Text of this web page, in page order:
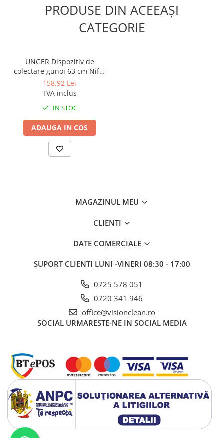
PRODUSE DIN ACEEAȘI
CATEGORIE
UNGER Dispozitiv de
colectare gunoi 63 cm Nifty
Nabber Trigger Grip
158,92 Lei
TVA inclus
IN STOC
ADAUGA IN COS
MAGAZINUL MEU
CLIENTI
DATE COMERCIALE
SUPORT CLIENTI LUNI -VINERI 08:30 - 17:00
0725 578 051
0720 341 946
office@visionclean.ro
SOCIAL URMARESTE-NE IN SOCIAL MEDIA